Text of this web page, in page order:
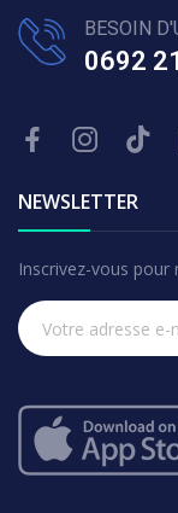
BESOIN
0692
NEWSLETTER
Inscrivez-vous pour